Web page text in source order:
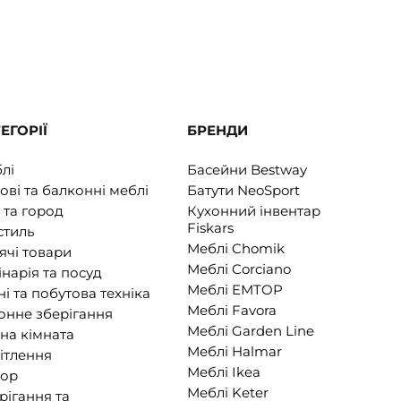
та балконні меблі
город
товари
та посуд
та побутова техніка
зберігання
кімната
та
БРЕНДИ
Басейни Bestway
Батути NeoSport
Кухонний інвентар
Fiskars
Меблі Chomik
Меблі Corciano
Меблі EMTOP
Меблі Favora
Меблі Garden Line
Меблі Halmar
Меблі Ikea
Меблі Keter